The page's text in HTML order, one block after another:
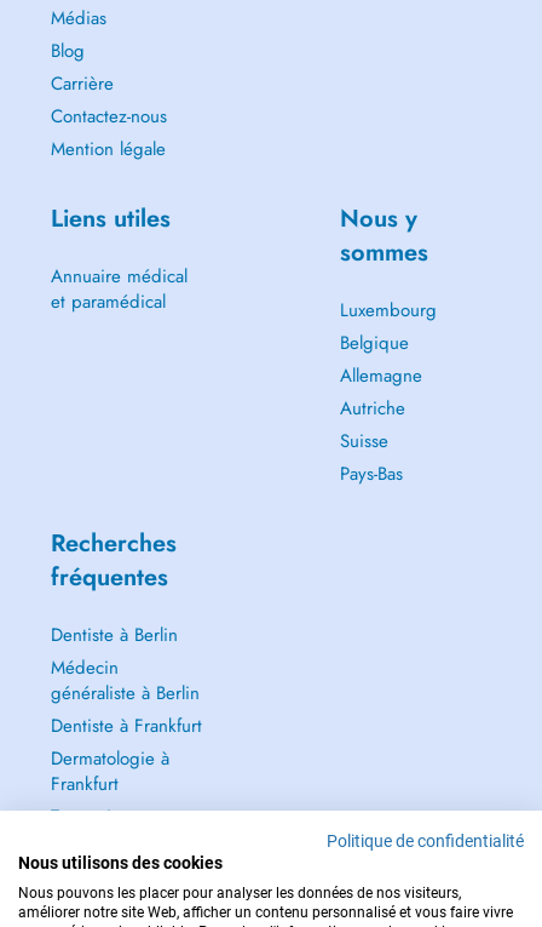
Médias
Blog
Carrière
Contactez-nous
Mention légale
Liens utiles
Annuaire médical
et paramédical
Nous y
sommes
Luxembourg
Belgique
Allemagne
Autriche
Suisse
Pays-Bas
Recherches
fréquentes
Dentiste à Berlin
Médecin
généraliste à Berlin
Dentiste à Frankfurt
Dermatologie à
Frankfurt
Tout voir →
Politique de confidentialité
Nous utilisons des cookies
Nous pouvons les placer pour analyser les données de nos visiteurs,
améliorer notre site Web, afficher un contenu personnalisé et vous faire vivre